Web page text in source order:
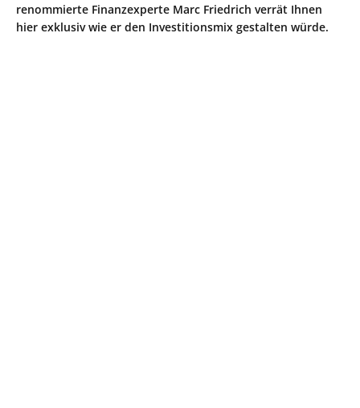
renommierte Finanzexperte Marc Friedrich verrät Ihnen
hier exklusiv wie er den Investitionsmix gestalten würde.